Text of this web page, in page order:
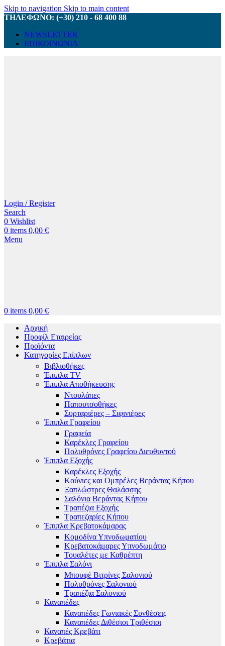
Skip to navigation Skip to main content
ΤΗΛΕΦΩΝΟ: (+30) 210 - 68 400 88
NEWSLETTER
ΕΠΙΚΟΙΝΩΝΙΑ
Login / Register
Search
0 Wishlist
0 items 0,00 €
Menu
0 items 0,00 €
Αρχική
Προφίλ Εταιρείας
Προϊόντα
Κατηγορίες Επίπλων
Βιβλιοθήκες
Έπιπλα TV
Έπιπλα Αποθήκευσης
Ντουλάπες
Παπουτσοθήκες
Συρταριέρες – Σιφινιέρες
Έπιπλα Γραφείου
Γραφεία
Καρέκλες Γραφείου
Πολυθρόνες Γραφείου Διευθυντού
Έπιπλα Εξοχής
Καρέκλες Εξοχής
Κούνιες και Ομπρέλες Βεράντας Κήπου
Ξαπλώστρες Θαλάσσης
Σαλόνια Βεράντας Κήπου
Τραπέζια Εξοχής
Τραπεζαρίες Κήπου
Έπιπλα Κρεβατοκάμαρας
Κομοδίνα Υπνοδωματίου
Κρεβατοκάμαρες Υπνοδωμάτιο
Τουαλέτες με Καθρέπτη
Έπιπλα Σαλόνι
Μπουφέ Βιτρίνες Σαλονιού
Πολυθρόνες Σαλονιού
Τραπέζια Σαλονιού
Καναπέδες
Καναπέδες Γωνιακές Συνθέσεις
Καναπέδες Διθέσιοι Τριθέσιοι
Καναπές Κρεβάτι
Κρεβάτια